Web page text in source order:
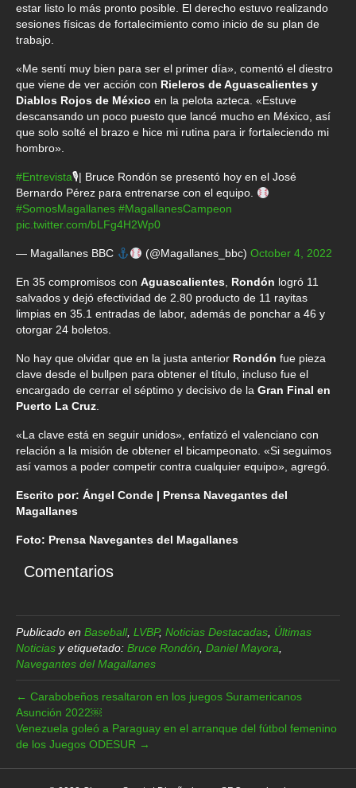
estar listo lo más pronto posible. El derecho estuvo realizando
sesiones físicas de fortalecimiento como inicio de su plan de
trabajo.
«Me sentí muy bien para ser el primer día», comentó el diestro
que viene de ver acción con Rieleros de Aguascalientes y
Diablos Rojos de México en la pelota azteca. «Estuve
descansando un poco puesto que lancé mucho en México, así
que solo solté el brazo e hice mi rutina para ir fortaleciendo mi
hombro».
#Entrevista🎙| Bruce Rondón se presentó hoy en el José
Bernardo Pérez para entrenarse con el equipo.
#SomosMagallanes #MagallanesCampeon
pic.twitter.com/bLFg4H2Wp0
— Magallanes BBC (@Magallanes_bbc) October 4, 2022
En 35 compromisos con Aguascalientes, Rondón logró 11
salvados y dejó efectividad de 2.80 producto de 11 rayitas
limpias en 35.1 entradas de labor, además de ponchar a 46 y
otorgar 24 boletos.
No hay que olvidar que en la justa anterior Rondón fue pieza
clave desde el bullpen para obtener el título, incluso fue el
encargado de cerrar el séptimo y decisivo de la Gran Final en
Puerto La Cruz.
«La clave está en seguir unidos», enfatizó el valenciano con
relación a la misión de obtener el bicampeonato. «Si seguimos
así vamos a poder competir contra cualquier equipo», agregó.
Escrito por: Ángel Conde | Prensa Navegantes del
Magallanes
Foto: Prensa Navegantes del Magallanes
Comentarios
Publicado en Baseball, LVBP, Noticias Destacadas, Últimas
Noticias y etiquetado: Bruce Rondón, Daniel Mayora,
Navegantes del Magallanes
← Carabobeños resaltaron en los juegos Suramericanos
Asunción 2022￼
Venezuela goleó a Paraguay en el arranque del fútbol femenino
de los Juegos ODESUR →